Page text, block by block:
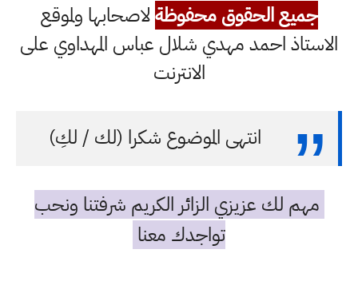
جميع الحقوق محفوظةلاصحابها ولموقع
الاستاذ احمد مهدي شلال عباس المهداوي على
الانترنت
انتهى الموضوع شكرا (لك / لكِ)
مهم لك عزيزي الزائر الكريم شرفتنا ونحب
تواجدك معنا